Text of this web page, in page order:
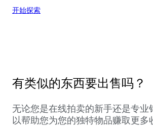
开始探索
有类似的东西要出售吗？
无论您是在线拍卖的新手还是专业
以帮助您为您的独特物品赚取更多